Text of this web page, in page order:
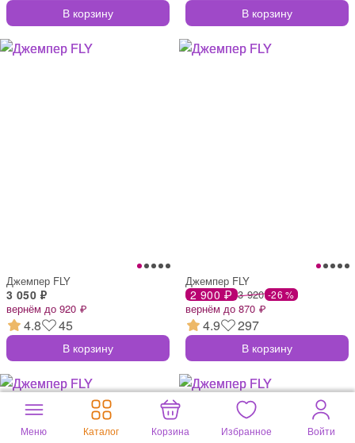
В корзину В корзину
Джемпер FLY
3 050 ₽
вернём до 920 ₽
4.8 45
В корзину
Джемпер FLY
2 900 ₽ 3 920 -26 %
вернём до 870 ₽
4.9 297
В корзину
Меню Каталог Корзина Избранное Войти